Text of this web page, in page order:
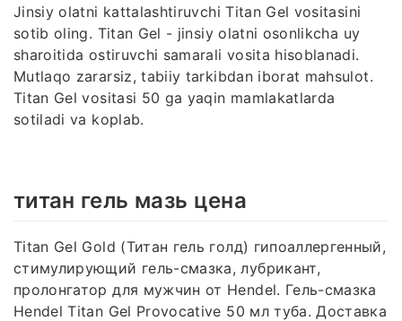
Jinsiy olatni kattalashtiruvchi Titan Gel vositasini
sotib oling. Titan Gel - jinsiy olatni osonlikcha uy
sharoitida ostiruvchi samarali vosita hisoblanadi.
Mutlaqo zararsiz, tabiiy tarkibdan iborat mahsulot.
Titan Gel vositasi 50 ga yaqin mamlakatlarda
sotiladi va koplab.
титан гель мазь цена
Titan Gel Gold (Титан гель голд) гипоаллергенный,
стимулирующий гель-смазка, лубрикант,
пролонгатор для мужчин от Hendel. Гель-смазка
Hendel Titan Gel Provocative 50 мл туба. Доставка